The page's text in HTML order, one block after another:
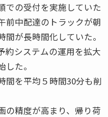
での受付を実施していた
前中配達のトラックが朝
が長時間化していた。
約システムの運用を拡大
た。
間を平均５時間30分も削
の精度が高まり、帰り荷